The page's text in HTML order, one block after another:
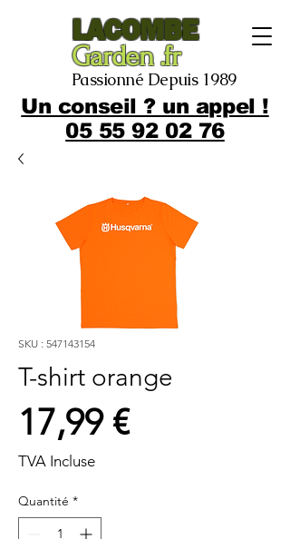
LACOMBE
Garden .fr
Passionné Depuis 1989
Un conseil ? un appel !
05 55 92 02 76
SKU : 547143154
T-shirt orange
17,99 €Prix
TVA Incluse
Quantité *